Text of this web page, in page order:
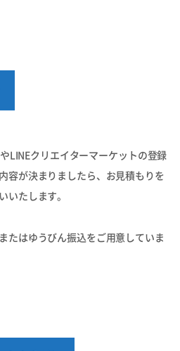
LINEクリエイターマーケットの登録
容が決まりましたら、お見積もりを
いたします。
たはゆうびん振込をご用意していま